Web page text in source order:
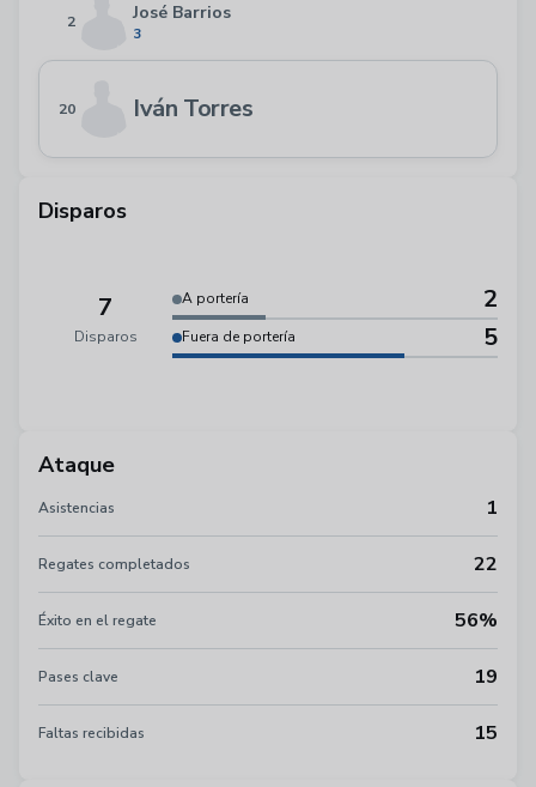
2 José Barrios
3
20 Iván Torres
Disparos
7
Disparos
A portería 2
Fuera de portería 5
Ataque
Asistencias 1
Regates completados 22
Éxito en el regate 56%
Pases clave 19
Faltas recibidas 15